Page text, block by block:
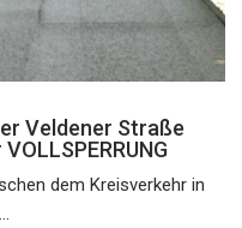
Veldener Straße
dem Kreisverkehr in